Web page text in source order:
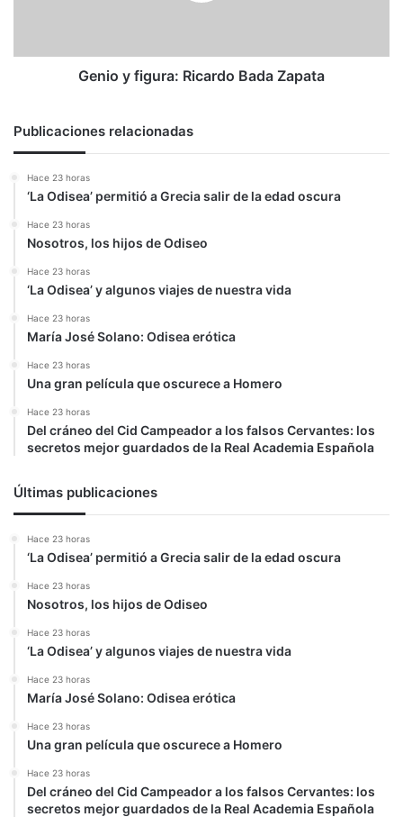
Genio y figura: Ricardo Bada Zapata
Publicaciones relacionadas
Hace 23 horas
‘La Odisea’ permitió a Grecia salir de la edad oscura
Hace 23 horas
Nosotros, los hijos de Odiseo
Hace 23 horas
‘La Odisea’ y algunos viajes de nuestra vida
Hace 23 horas
María José Solano: Odisea erótica
Hace 23 horas
Una gran película que oscurece a Homero
Hace 23 horas
Del cráneo del Cid Campeador a los falsos Cervantes: los
secretos mejor guardados de la Real Academia Española
Últimas publicaciones
Hace 23 horas
‘La Odisea’ permitió a Grecia salir de la edad oscura
Hace 23 horas
Nosotros, los hijos de Odiseo
Hace 23 horas
‘La Odisea’ y algunos viajes de nuestra vida
Hace 23 horas
María José Solano: Odisea erótica
Hace 23 horas
Una gran película que oscurece a Homero
Hace 23 horas
Del cráneo del Cid Campeador a los falsos Cervantes: los
secretos mejor guardados de la Real Academia Española